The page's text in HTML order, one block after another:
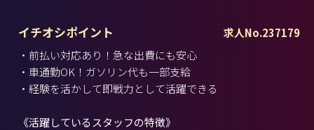
求人No.237179
イチオシポイント
・前払い対応あり！急な出費にも安心
・車通勤OK！ガソリン代も一部支給
・経験を活かして即戦力として活躍できる
《活躍しているスタッフの特徴》